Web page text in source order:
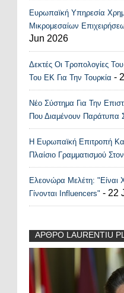
Ευρωπαϊκή Υπηρεσία
Μικρομεσαίων
Jun 2026
Δεκτές Οι Τροπολογίες
Του ΕΚ Για Την Τουρκία -
Νέο Σύστημα Για Την
Που Διαμένουν Παράτυπα
Η Ευρωπαϊκή Επιτροπή
Πλαίσιο Γραμματισμού
Ελεονώρα Μελέτη: "Είναι
Γίνονται Influencers" - 22
ΑΡΘΡΟ LAURENTIU